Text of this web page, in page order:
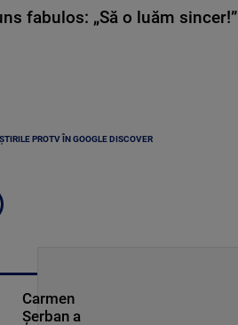
fabulos: „Să o luăm sincer!”
PROTV ÎN GOOGLE DISCOVER
Carmen
Șerban a